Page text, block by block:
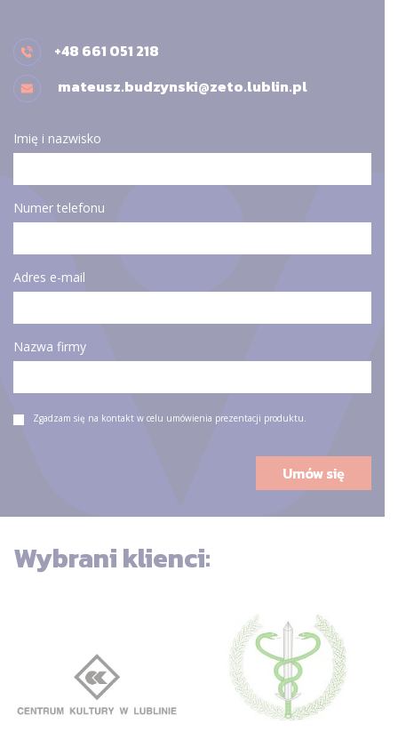
+48 661 051 218
mateusz.budzynski@zeto.lublin.pl
Imię i nazwisko
Numer telefonu
Adres e-mail
Nazwa firmy
Zgadzam się na kontakt w celu umówienia prezentacji produktu.
Wybrani klienci: